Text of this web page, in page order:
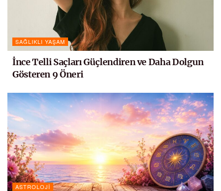
SAĞLIKLI YAŞAM
İnce Telli Saçları Güçlendiren ve Daha Dolgun
Gösteren 9 Öneri
ASTROLOJI